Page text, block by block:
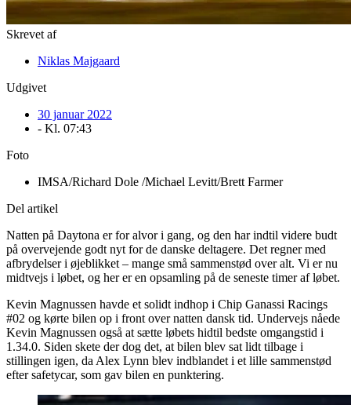
Skrevet af
Niklas Majgaard
Udgivet
30 januar 2022
- Kl. 07:43
Foto
IMSA/Richard Dole /Michael Levitt/Brett Farmer
Del artikel
Natten på Daytona er for alvor i gang, og den har indtil videre budt
på overvejende godt nyt for de danske deltagere. Det regner med
afbrydelser i øjeblikket – mange små sammenstød over alt. Vi er nu
midtvejs i løbet, og her er en opsamling på de seneste timer af løbet.
Kevin Magnussen havde et solidt indhop i Chip Ganassi Racings
#02 og kørte bilen op i front over natten dansk tid. Undervejs nåede
Kevin Magnussen også at sætte løbets hidtil bedste omgangstid i
1.34.0. Siden skete der dog det, at bilen blev sat lidt tilbage i
stillingen igen, da Alex Lynn blev indblandet i et lille sammenstød
efter safetycar, som gav bilen en punktering.